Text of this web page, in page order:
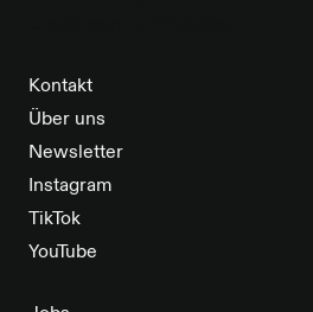
Kontakt
Über uns
Newsletter
Instagram
TikTok
YouTube